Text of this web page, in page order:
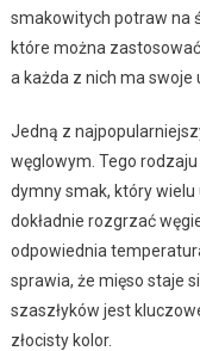
smakowitych potraw na
które można
a każda z nich ma swoje
Jedną z
węglowym. Tego
dymny smak, który
dokładnie rozgrzać
odpowiednia
sprawia, że mięso staje
szaszłyków jest
złocisty kolor.